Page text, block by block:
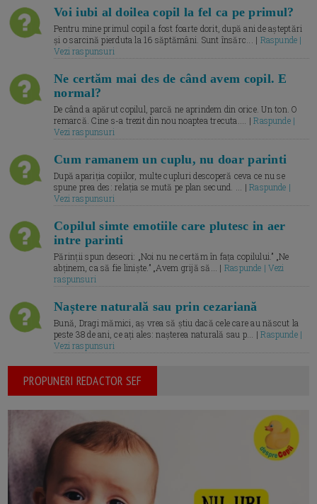
Voi iubi al doilea copil la fel ca pe primul?
Pentru mine primul copil a fost foarte dorit, după ani de așteptări
și o sarcină pierduta la 16 săptămâni. Sunt însărc... | Raspunde |
Vezi raspunsuri
Ne certăm mai des de când avem copil. E
normal?
De când a apărut copilul, parcă ne aprindem din orice. Un ton. O
remarcă. Cine s-a trezit din nou noaptea trecuta.... |Raspunde |
Vezi raspunsuri
Cum ramanem un cuplu, nu doar parinti
După apariția copiilor, multe cupluri descoperă ceva ce nu se
spune prea des: relația se mută pe plan secund. ... |Raspunde |
Vezi raspunsuri
Copilul simte emotiile care plutesc in aer
intre parinti
Părinții spun deseori: „Noi nu ne certăm în fața copilului.” „Ne
abținem, ca să fie liniște.” „Avem grijă să... | Raspunde | Vezi
raspunsuri
Naștere naturală sau prin cezariană
Bună, Dragi mămici, aș vrea să știu dacă cele care au născut la
peste 38 de ani, ce ați ales: nașterea naturală sau p... |Raspunde |
Vezi raspunsuri
PROPUNERI REDACTOR SEF